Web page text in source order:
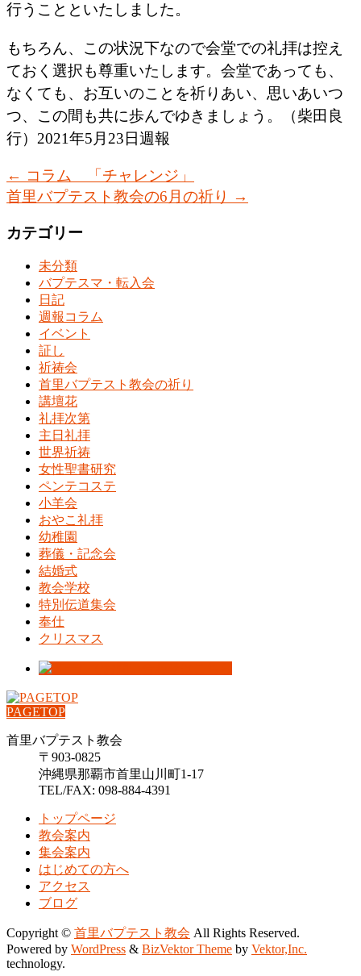
行うことといたしました。
もちろん、この状況下なので会堂での礼拝は控え
ておく選択も尊重いたします。会堂であっても、
なくても、お互いのことを祈りあい、思いあいつ
つ、この間も共に歩んでゆきましょう。（柴田良
行）2021年5月23日週報
← コラム 「チャレンジ」
首里バプテスト教会の6月の祈り →
カテゴリー
未分類
バプテスマ・転入会
日記
週報コラム
イベント
証し
祈祷会
首里バプテスト教会の祈り
講壇花
礼拝次第
主日礼拝
世界祈祷
女性聖書研究
ペンテコステ
小羊会
おやこ礼拝
幼稚園
葬儀・記念会
結婚式
教会学校
特別伝道集会
奉仕
クリスマス
PAGETOP
首里バプテスト教会
〒903-0825
沖縄県那覇市首里山川町1-17
TEL/FAX: 098-884-4391
トップページ
教会案内
集会案内
はじめての方へ
アクセス
ブログ
Copyright © 首里バプテスト教会 All Rights Reserved.
Powered by WordPress & BizVektor Theme by Vektor,Inc.
technology.